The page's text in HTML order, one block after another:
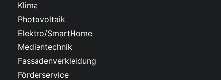
Klima
Photovoltaik
Elektro/SmartHome
Medientechnik
Fassadenverkleidung
Förderservice